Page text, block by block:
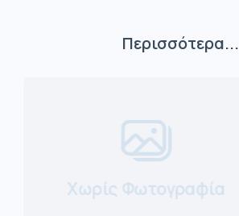
Περισσότερα...
Χωρίς Φωτογραφία